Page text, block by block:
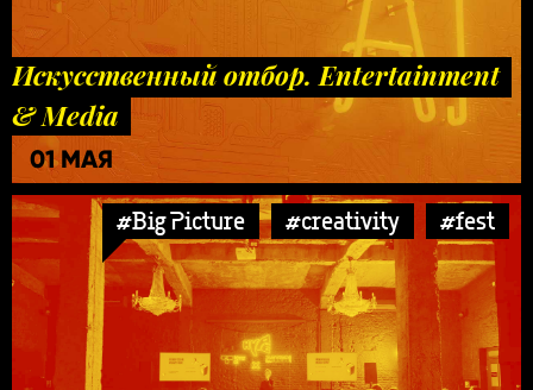
Искусственный отбор. Entertainment
& Media
01 МАЯ
#Big Picture #creativity #fest